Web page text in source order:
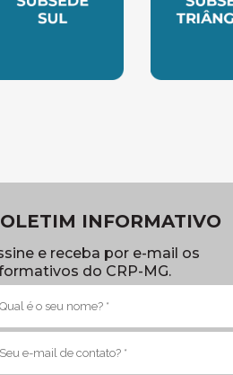
INFORMATIVO
e receba por e-mail os
do CRP-MG.